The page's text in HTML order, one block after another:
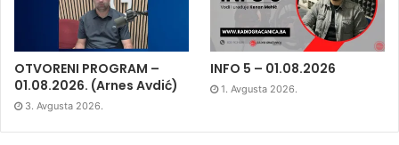
OTVORENI PROGRAM –
01.08.2026. (Arnes Avdić)
3. Avgusta 2026.
INFO 5 – 01.08.2026
1. Avgusta 2026.